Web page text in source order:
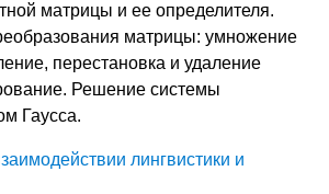
матрицы и ее определителя.
матрицы: умножение
перестановка и удаление
Решение системы
Гаусса.
лингвистики и